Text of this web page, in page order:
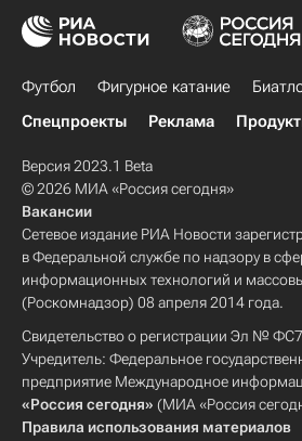
Футбол Фигурное катание
Спецпроекты
Реклама
Версия 2023.1 Beta
© 2026 МИА «Россия сегодня»
Вакансии
Сетевое издание РИА Новости
в Федеральной службе по надзору в
информационных технологий и
(Роскомнадзор) 08 апреля 2014 года.
Свидетельство о регистрации Эл №
Учредитель: Федеральное
предприятие Международное
«Россия сегодня» (МИА «Россия
Правила использования материалов